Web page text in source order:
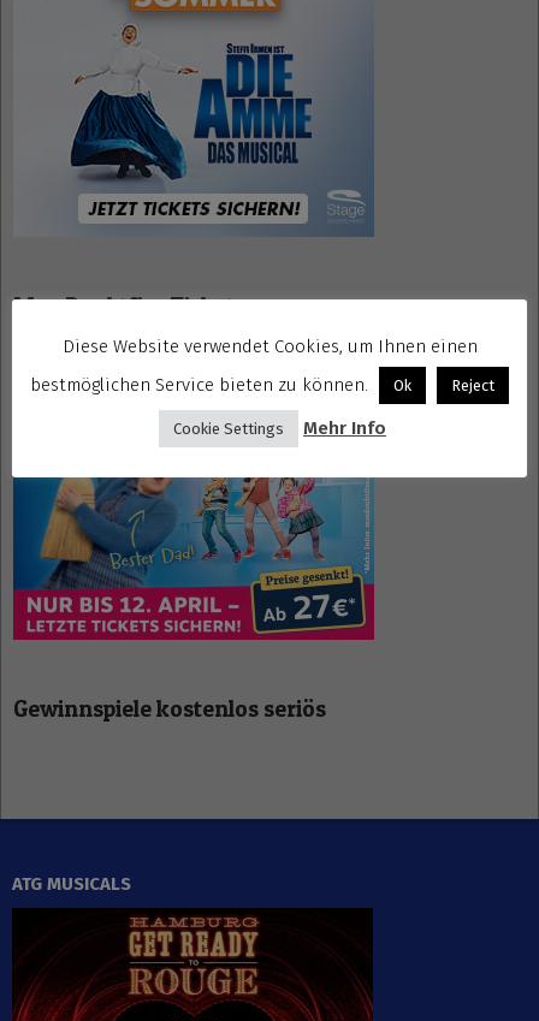
Mrs. Doubtfire Tickets
Gewinnspiele kostenlos seriös
ATG MUSICALS
Diese Website verwendet Cookies, um Ihnen einen
bestmöglichen Service bieten zu können.
Ok Reject
Cookie Settings Mehr Info